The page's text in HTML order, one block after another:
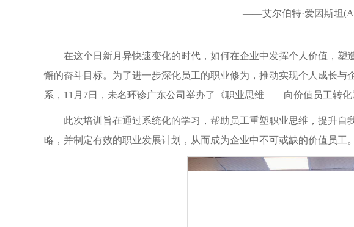
——艾尔伯特·爱因斯坦
在这个日新月异快速变化的时代，如何在企业中发挥个人价值，
懈的奋斗目标。为了进一步深化员工的职业修为，推动实现个人成长
系，11月7日，未名环诊广东公司举办了《职业思维——向价值员工转化
此次培训旨在通过系统化的学习，帮助员工重塑职业思维，提升
略，并制定有效的职业发展计划，从而成为企业中不可或缺的价值员工。